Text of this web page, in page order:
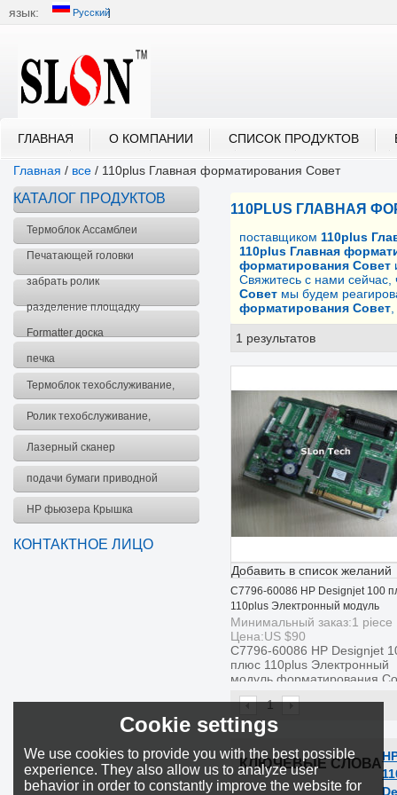
язык: Русский
ГЛАВНАЯ О КОМПАНИИ СПИСОК ПРОДУКТОВ
Главная / все / 110plus Главная форматирования Совет
КАТАЛОГ ПРОДУКТОВ
Термоблок Ассамблеи
Печатающей головки
забрать ролик
разделение площадку
Formatter доска
печка
Термоблок техобслуживание,
комплект
Ролик техобслуживание,
комплект
Лазерный сканер
подачи бумаги приводной
ремень
HP фьюзера Крышка
КОНТАКТНОЕ ЛИЦО
110PLUS ГЛАВНАЯ
поставщиком 110plus
110plus Главная
форматирования Совет
Свяжитесь с нами
Совет мы будем
форматирования Совет
1 результатов
Добавить в список желаний
C7796-60086 HP Designjet 100
110plus Электронный модуль
форматирования Совет
Минимальный заказ:1 piece
Цена:US $90
C7796-60086 HP Designjet
плюс 110plus Электронный
модуль форматирования
1
КЛЮЧЕВЫЕ СЛОВА
Cookie settings
We use cookies to provide you with the best possible
experience. They also allow us to analyze user
behavior in order to constantly improve the website for